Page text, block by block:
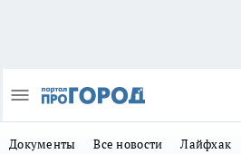
Документы Все новости Лайфхак